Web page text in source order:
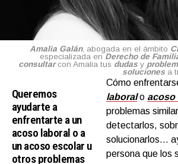
Amalia Galán, abogada en el ámbito
especializada en Derecho de
consultarcon Amalia tus dudas y
soluciones a
Queremos
ayudarte a
enfrentarte a un
acoso laboral o a
un acoso escolar u
otros problemas
Cómo
laboralo
problemas
detectarlos,
solucionarlos…
persona que los